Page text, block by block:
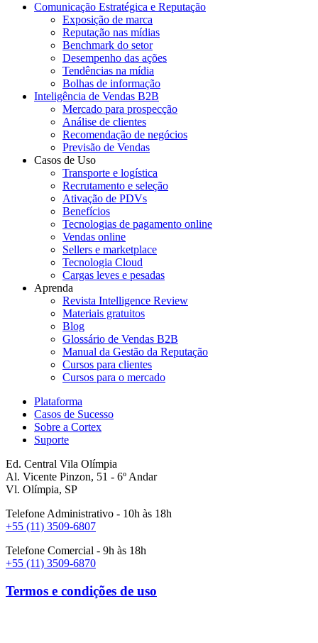
Comunicação Estratégica e Reputação
Exposição de marca
Reputação nas mídias
Benchmark do setor
Desempenho das ações
Tendências na mídia
Bolhas de informação
Inteligência de Vendas B2B
Mercado para prospecção
Análise de clientes
Recomendação de negócios
Previsão de Vendas
Casos de Uso
Transporte e logística
Recrutamento e seleção
Ativação de PDVs
Benefícios
Tecnologias de pagamento online
Vendas online
Sellers e marketplace
Tecnologia Cloud
Cargas leves e pesadas
Aprenda
Revista Intelligence Review
Materiais gratuitos
Blog
Glossário de Vendas B2B
Manual da Gestão da Reputação
Cursos para clientes
Cursos para o mercado
Plataforma
Casos de Sucesso
Sobre a Cortex
Suporte
Ed. Central Vila Olímpia
Al. Vicente Pinzon, 51 - 6º Andar
Vl. Olímpia, SP
Telefone Administrativo - 10h às 18h
+55 (11) 3509-6807
Telefone Comercial - 9h às 18h
+55 (11) 3509-6870
Termos e condições de uso